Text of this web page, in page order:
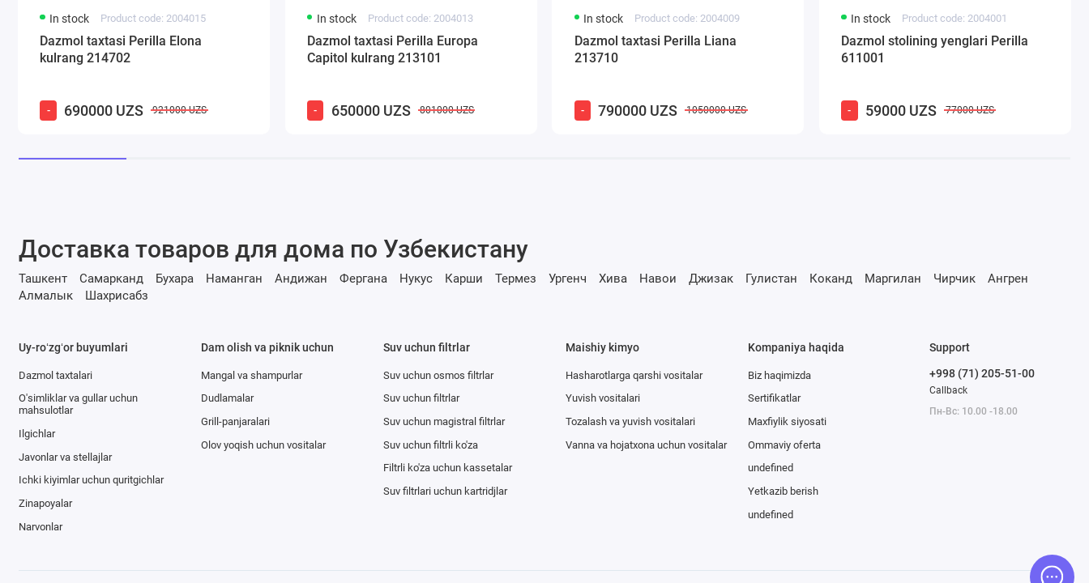
In stock Product code: 2004015
Dazmol taxtasi Perilla Elona
kulrang 214702
- 690000 UZS 921000 UZS
In stock Product code: 2004013
Dazmol taxtasi Perilla Europa
Capitol kulrang 213101
- 650000 UZS 801000 UZS
In stock Product code: 2004009
Dazmol taxtasi Perilla Liana
213710
- 790000 UZS 1050000 UZS
In stock Product code: 2004001
Dazmol stolining yenglari Perilla
611001
- 59000 UZS 77000 UZS
Доставка товаров для дома по Узбекистану
Ташкент Самарканд Бухара Наманган Андижан Фергана Нукус Карши Термез Ургенч Хива Навои Джизак Гулистан Коканд Маргилан Чирчик
Ангрен
Алмалык
Шахрисабз
Uy-roʻzgʻor buyumlari
Dazmol taxtalari
O'simliklar va gullar uchun
mahsulotlar
Ilgichlar
Javonlar va stellajlar
Ichki kiyimlar uchun quritgichlar
Zinapoyalar
Narvonlar
Dam olish va piknik uchun
Mangal va shampurlar
Dudlamalar
Grill-panjaralari
Olov yoqish uchun vositalar
Suv uchun filtrlar
Suv uchun osmos filtrlar
Suv uchun filtrlar
Suv uchun magistral filtrlar
Suv uchun filtrli ko'za
Filtrli ko'za uchun kassetalar
Suv filtrlari uchun kartridjlar
Maishiy kimyo
Hasharotlarga qarshi vositalar
Yuvish vositalari
Tozalash va yuvish vositalari
Vanna va hojatxona uchun vositalar
Kompaniya haqida
Biz haqimizda
Sertifikatlar
Maxfiylik siyosati
Ommaviy oferta
undefined
Yetkazib berish
undefined
Support
+998 (71) 205-51-00
Callback
Пн-Вс: 10.00 -18.00